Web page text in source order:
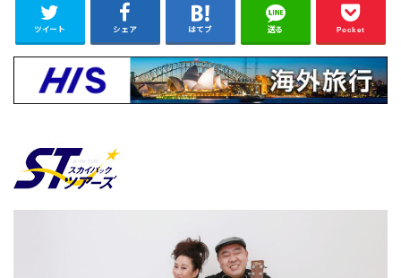
ツイート シェア はてブ 送る Pocket